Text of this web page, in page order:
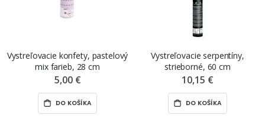
Vystreľovacie konfety, pastelový
mix farieb, 28 cm
5,00 €
DO KOŠÍKA
Vystreľovacie serpentíny,
strieborné, 60 cm
10,15 €
DO KOŠÍKA